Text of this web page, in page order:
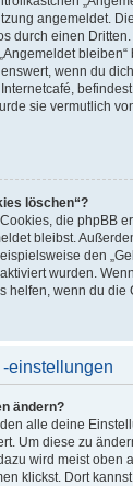
angemeldet.
durch einen
bleiben“
wenn du
sie vermutlich
löschen“?
die phpBB
bleibst.
den
wurden.
helfen, wenn du die
einstellungen
ändern?
alle deine
Um diese zu
wird meist oben
klickst. Dort